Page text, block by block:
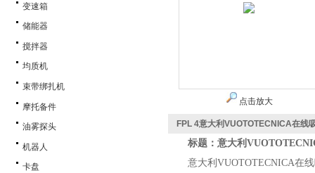
变速箱
储能器
搅拌器
均质机
束带绑扎机
摩托备件
油雾探头
机器人
卡盘
点击放大
FPL 4意大利VUOTOTECNICA在线
标题 ： 意大利
意大利 VUOTOTECNICA在